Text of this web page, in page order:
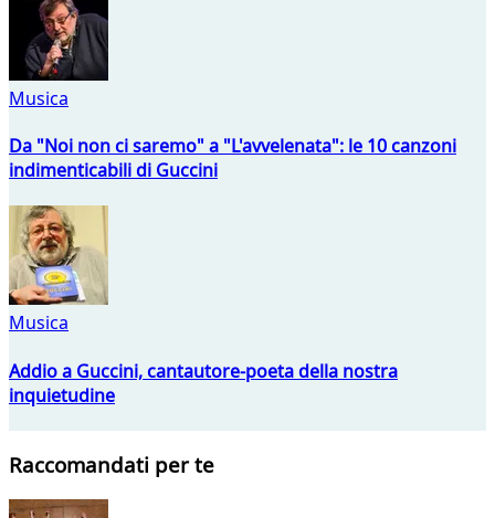
Musica
Da "Noi non ci saremo" a "L'avvelenata": le 10 canzoni
indimenticabili di Guccini
Musica
Addio a Guccini, cantautore-poeta della nostra
inquietudine
Raccomandati per te